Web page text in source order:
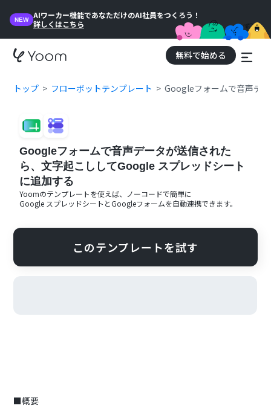
NEW
AIワーカー機能であなただけのAI社員をつくろう！
詳しくはこちら
無料で始める
トップ フローボットテンプレート Googleフォームで音声デ
Googleフォームで音声データが送信された
ら、文字起こししてGoogle スプレッドシート
に追加する
Yoomのテンプレートを使えば、ノーコードで簡単に
Google スプレッドシート とGoogleフォームを自動連携できます。
このテンプレートを試す
■概要